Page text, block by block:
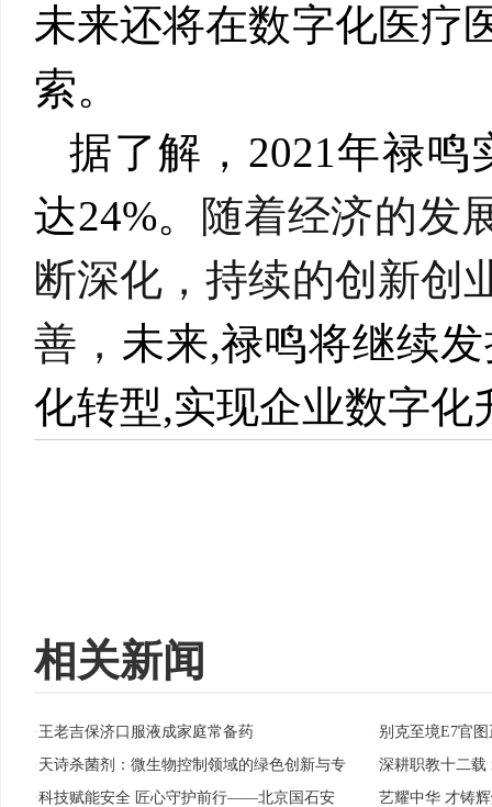
未来还将在数字化医疗
索。
据了解， 2021年禄鸣
达24%。 随着经济的发
断深化，持续的创新创
善， 未来,禄鸣将继续
化转型,实现企业数字化
相关新闻
·王老吉保济口服液成家庭常备药 ·别克至境E7官
·天诗杀菌剂：微生物控制领域的绿色创新与专 ·深耕职教十二载
·科技赋能安全 匠心守护前行——北京国石安 ·艺耀中华 才铸